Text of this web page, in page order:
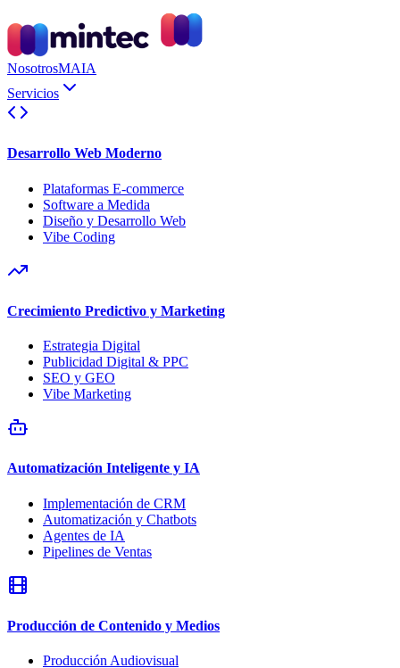
NosotrosMAIA
Servicios
Desarrollo Web Moderno
Plataformas E-commerce
Software a Medida
Diseño y Desarrollo Web
Vibe Coding
Crecimiento Predictivo y Marketing
Estrategia Digital
Publicidad Digital & PPC
SEO y GEO
Vibe Marketing
Automatización Inteligente y IA
Implementación de CRM
Automatización y Chatbots
Agentes de IA
Pipelines de Ventas
Producción de Contenido y Medios
Producción Audiovisual